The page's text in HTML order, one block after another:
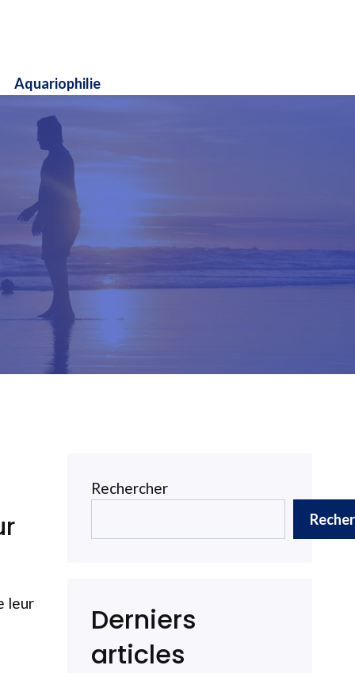
Aquariophilie
leur
Rechercher
Derniers
articles